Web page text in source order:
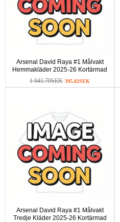
Arsenal David Raya #1 Målvakt
Hemmakläder 2025-26 Kortärmad
1 041.70SEK 395.82SEK
Arsenal David Raya #1 Målvakt
Tredje Kläder 2025-26 Kortärmad